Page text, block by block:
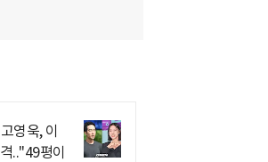
영욱, 이
.."49평이